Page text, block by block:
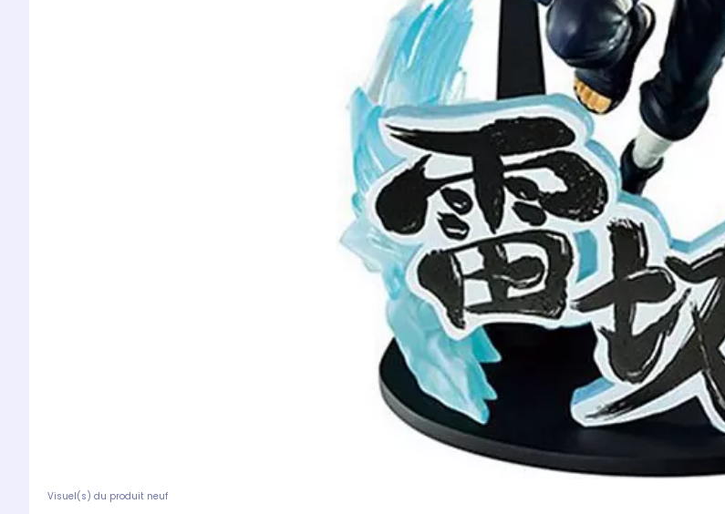
Visuel(s) du produit neuf